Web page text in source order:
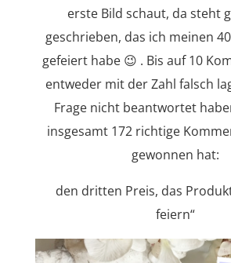
erste Bild schaut, da steht
geschrieben, das ich meinen
gefeiert habe 😉 . Bis auf 10
entweder mit der Zahl falsch
Frage nicht beantwortet
insgesamt 172 richtige
gewonnen hat:
den dritten Preis, das
feiern“